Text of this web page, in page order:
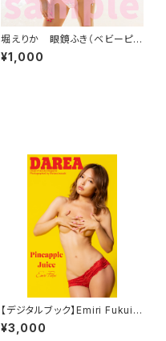
堀えりか 眼鏡ふき（ベビーピン
ク）
¥1,000
【デジタルブック】Emiri Fukui
「Pineapple Juice」DAREA d
ream factory magazine
¥3,000